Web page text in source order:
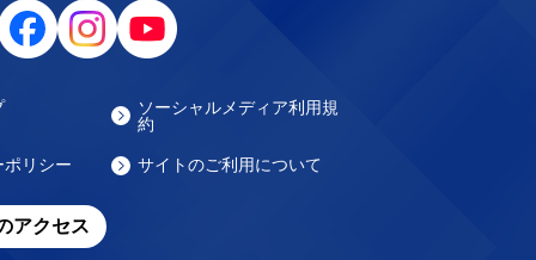
ソーシャルメディア利用規
約
リシー サイトのご利用について
アクセス